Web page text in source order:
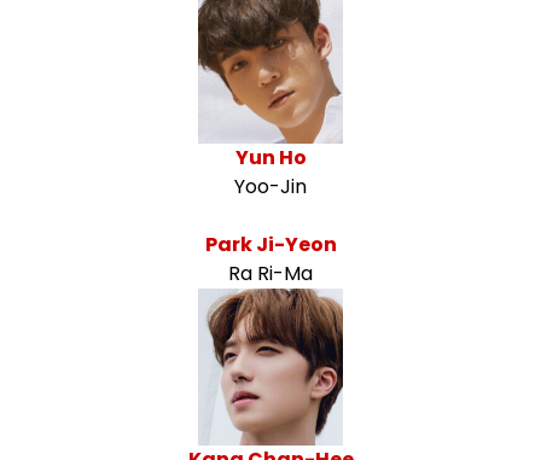
Yun Ho
Yoo-Jin
Park Ji-Yeon
Ra Ri-Ma